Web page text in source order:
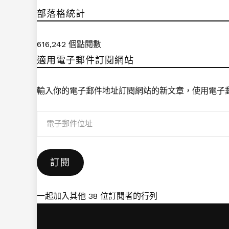
部落格統計
616,242 個點閱數
適用電子郵件訂閱網站
輸入你的電子郵件地址訂閱網站的新文章，使用電子
件
位
訂閱
一起加入其他 38 位訂閱者的行列